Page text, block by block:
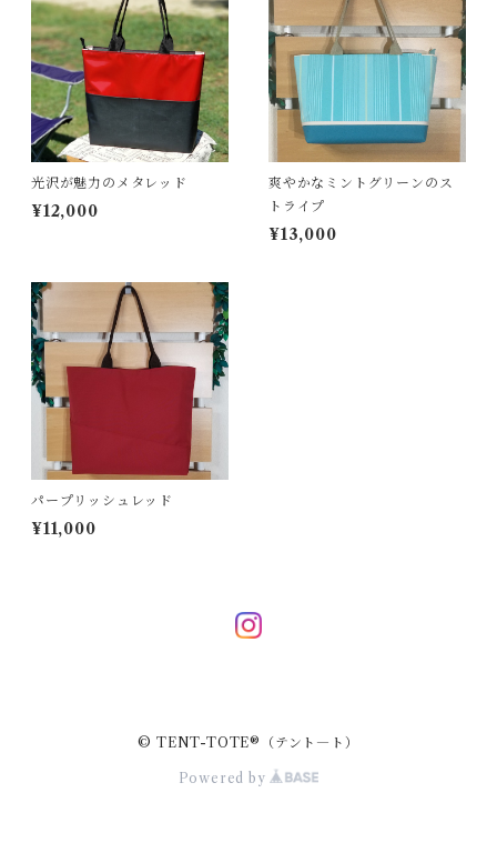
２wayバッグ
バッグインバッグ
ポーチバッグ
ボディバッグ
ポシェット
ガーランド
キーホルダー
ペンケース
クリスマスツリー
タペストリー
光沢が魅力のメタレッド
¥12,000
爽やかなミントグリーンのス
トライプ
¥13,000
パープリッシュレッド
¥11,000
© TENT-TOTE®（テント―ト）
Powered by